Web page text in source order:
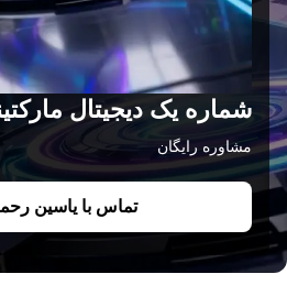
شماره یک دیجیتال
مشاوره رایگان
تماس با یاسین